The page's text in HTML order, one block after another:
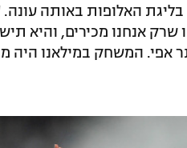
האלופות באותה
אנחנו מכירים, והיא
אפי. המשחק במילאנו היה